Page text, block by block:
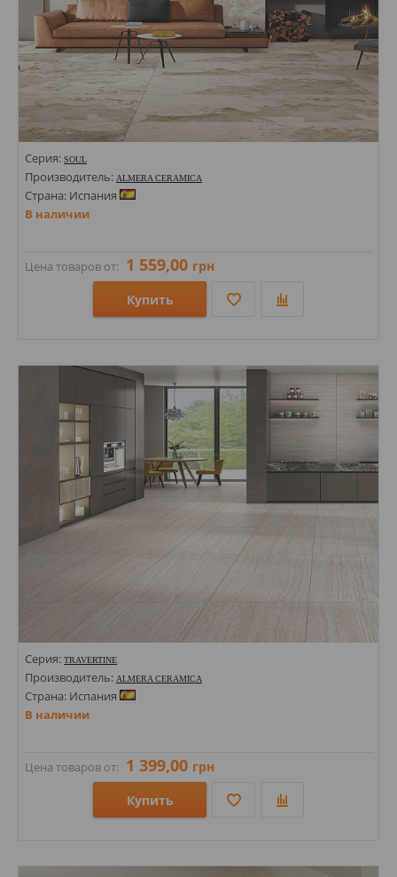
Серия: SOUL
Производитель: ALMERA CERAMICA
Страна: Испания
В наличии
Цена товаров от: 1 559,00 грн
Купить
Стили: Под камень;
Серия: TRAVERTINE
Производитель: ALMERA CERAMICA
Страна: Испания
В наличии
Цена товаров от: 1 399,00 грн
Купить
Стили: Под камень;